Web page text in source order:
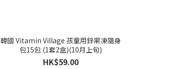
韓國 Vitamin Village 孩童用鋅果凍隨身
包15包 (1套2盒)(10月上旬)
HK$59.00